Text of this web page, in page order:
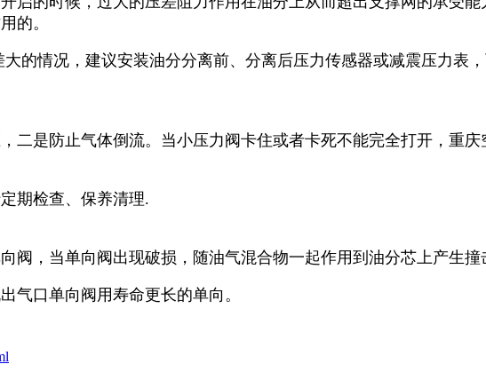
的。
的情况，建议安装油分分离前、分离后压力传感器或减震压力表
二是防止气体倒流。当小压力阀卡住或者卡死不能完全打开，重
期检查、保养清理.
阀，当单向阀出现破损，随油气混合物一起作用到油分芯上产生撞
气口单向阀用寿命更长的单向。